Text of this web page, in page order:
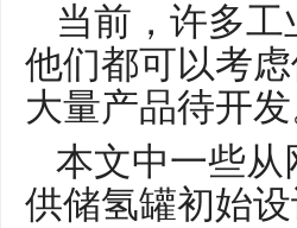
当前，许多
他们都可以考
大量产品待开
本文中一些从
供储氢罐初始